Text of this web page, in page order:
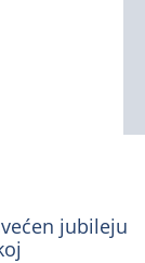
jubileju